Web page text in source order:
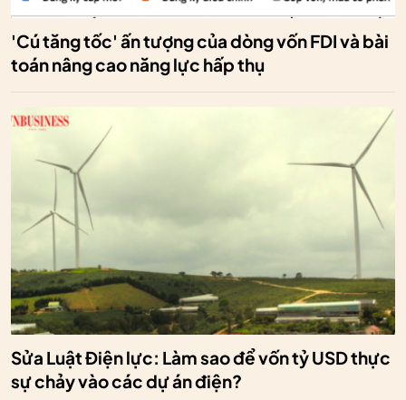
'Cú tăng tốc' ấn tượng của dòng vốn FDI và bài
toán nâng cao năng lực hấp thụ
Sửa Luật Điện lực: Làm sao để vốn tỷ USD thực
sự chảy vào các dự án điện?